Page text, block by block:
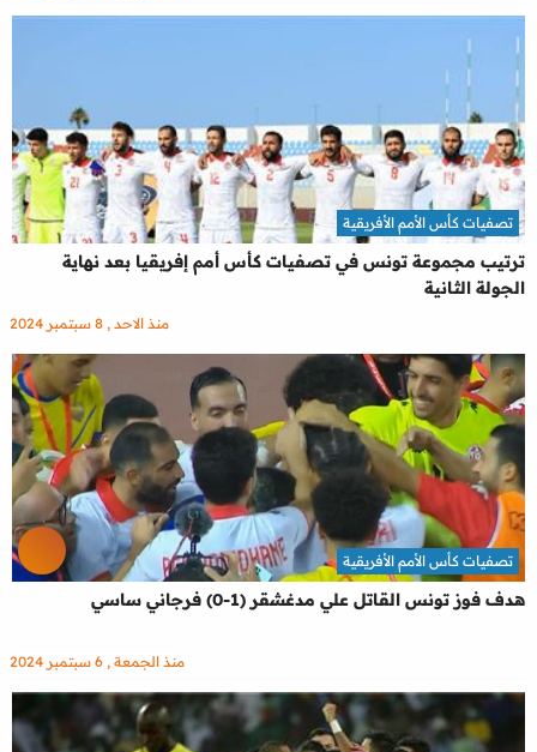
ترتيب مجموعة تونس في تصفيات كأس أمم إفريقيا بعد نهاية
الجولة الثانية
تصفيات كأس الأمم الأفريقية
منذ الاحد , 8 سبتمبر 2024
هدف فوز تونس القاتل علي مدغشقر (1-0) فرجاني ساسي
تصفيات كأس الأمم الأفريقية
منذ الجمعة , 6 سبتمبر 2024